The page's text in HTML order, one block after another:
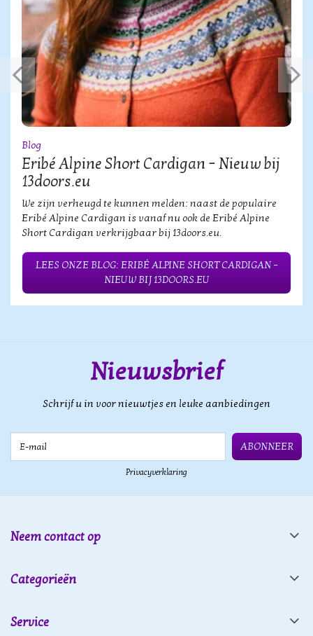
Blog
Eribé Alpine Short Cardigan – Nieuw bij
13doors.eu
We zijn verheugd te kunnen melden: naast de populaire
Eribé Alpine Cardigan is vanaf nu ook de Eribé Alpine
Short Cardigan verkrijgbaar bij 13doors.eu.
LEES ONZE BLOG: ERIBÉ ALPINE SHORT CARDIGAN –
NIEUW BIJ 13DOORS.EU
Nieuwsbrief
Schrijf u in voor nieuwtjes en leuke aanbiedingen
ABONNEER
Privacyverklaring
Neem contact op
Categorieën
Service